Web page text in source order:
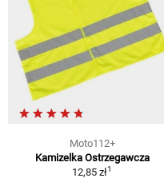
Moto112+
Kamizelka Ostrzegawcza
12,85 zł1